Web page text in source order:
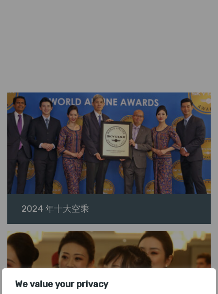
We value your privacy
2024 年十大空乘